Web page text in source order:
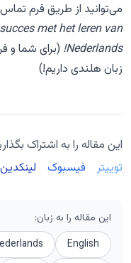
می‌توانید از طریق فرم تماس
met het leren van
Nederlands! (برای شما و
زبان هلندی داریم!)
این مقاله را به اشتراک
توییتر
فیسبوک لینکدین
این مقاله را به زبان:
English